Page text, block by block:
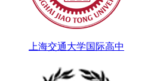
上海交通大学国际高中